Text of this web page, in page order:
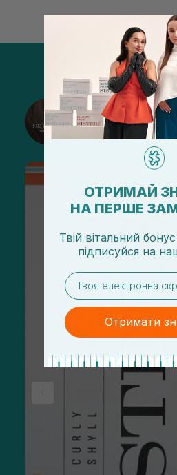
@sisters_stelmakh
Подписаться
ОТРИМАЙ
НА ПЕРШЕ
Твій вітальний
підписуйся на
email
Отримати